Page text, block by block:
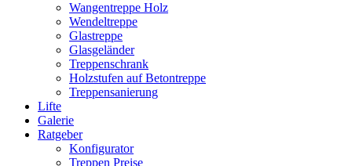
Wangentreppe Holz
Wendeltreppe
Glastreppe
Glasgeländer
Treppenschrank
Holzstufen auf Betontreppe
Treppensanierung
Lifte
Galerie
Ratgeber
Konfigurator
Treppen Preise